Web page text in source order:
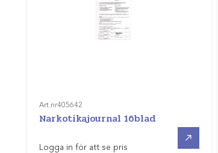
Art.nr405642
Narkotikajournal 16blad
Logga in för att se pris